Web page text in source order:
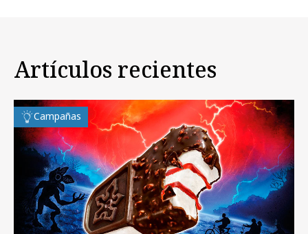
Artículos recientes
Campañas